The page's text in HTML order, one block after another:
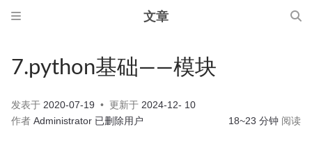
文章
7.python基础——模块
发表于 2020-07-19 更新于 2024-12- 10
作者 Administrator 已删除用户 18~23 分钟 阅读